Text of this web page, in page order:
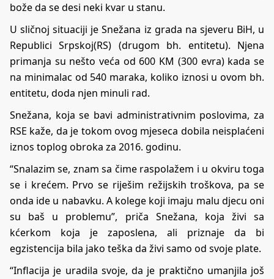
bože da se desi neki kvar u stanu.
U sličnoj situaciji je Snežana iz grada na sjeveru BiH, u
Republici Srpskoj(RS) (drugom bh. entitetu). Njena
primanja su nešto veća od 600 KM (300 evra) kada se
na minimalac od 540 maraka, koliko iznosi u ovom bh.
entitetu, doda njen minuli rad.
Snežana, koja se bavi administrativnim poslovima, za
RSE kaže, da je tokom ovog mjeseca dobila neisplaćeni
iznos toplog obroka za 2016. godinu.
“Snalazim se, znam sa čime raspolažem i u okviru toga
se i krećem. Prvo se riješim režijskih troškova, pa se
onda ide u nabavku. A kolege koji imaju malu djecu oni
su baš u problemu”, priča Snežana, koja živi sa
kćerkom koja je zaposlena, ali priznaje da bi
egzistencija bila jako teška da živi samo od svoje plate.
“Inflacija je uradila svoje, da je praktično umanjila još